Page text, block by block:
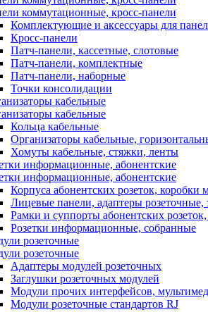
коммутационные, кросс-панели
Комплектующие и аксессуары для
Кросс-панели
Патч-панели, кассетные, слотовые
Патч-панели, комплектные
Патч-панели, наборные
Точки консолидации
кабельные
кабельные
Кольца кабельные
Организаторы кабельные,
Хомуты кабельные, стяжки, ленты
информационные, абонентские
информационные, абонентские
Корпуса абонентских розеток, коробки
Лицевые панели, адаптеры розеточные,
Рамки и суппорты абонентских
Розетки информационные, собранные
розеточные
розеточные
Адаптеры модулей розеточных
Заглушки розеточных модулей
Модули прочих интерфейсов,
Модули розеточные стандартов RJ